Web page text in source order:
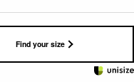
Find your size